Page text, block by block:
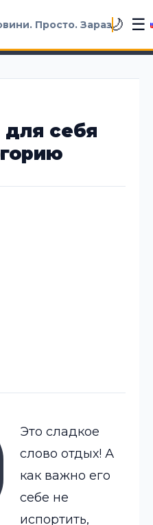
Просто. Зараз🌙 ☰
себя
Это сладкое
слово отдых! А
как важно его
себе не
испортить,